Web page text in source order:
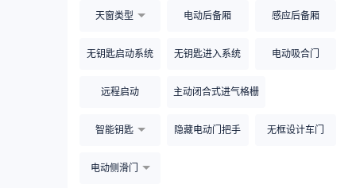
天窗类型 电动后备厢 感应后备厢
无钥匙启动系统 无钥匙进入系统 电动吸合门
远程启动 主动闭合式进气格栅
智能钥匙 隐藏电动门把手 无框设计车门
电动侧滑门